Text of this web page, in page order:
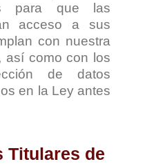
para que las
acceso a sus
con nuestra
así como con los
de datos
en la Ley antes
Titulares de